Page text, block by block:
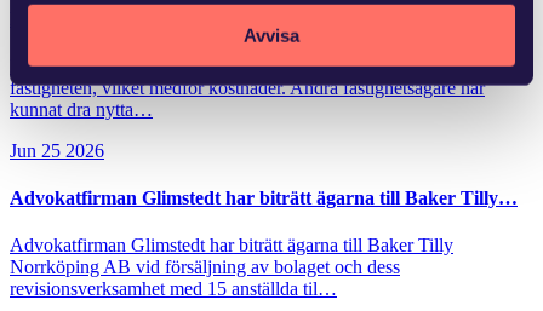
Avvisa
Flera fastighetsägare vidtar åtgärder för att förbättra området kring
fastigheten, vilket medför kostnader. Andra fastighetsägare har
kunnat dra nytta…
Jun 25 2026
Advokatfirman Glimstedt har biträtt ägarna till Baker Tilly…
Advokatfirman Glimstedt har biträtt ägarna till Baker Tilly
Norrköping AB vid försäljning av bolaget och dess
revisionsverksamhet med 15 anställda til…